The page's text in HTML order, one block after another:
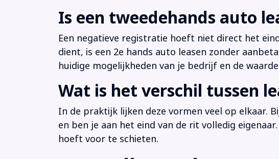
Is een tweedehands auto
Een negatieve registratie hoeft niet direct het
dient, is een 2e hands auto leasen zonder
huidige mogelijkheden van je bedrijf en de
Wat is het verschil tussen
In de praktijk lijken deze vormen veel op elkaar.
en ben je aan het eind van de rit volledig
hoeft voor te schieten.